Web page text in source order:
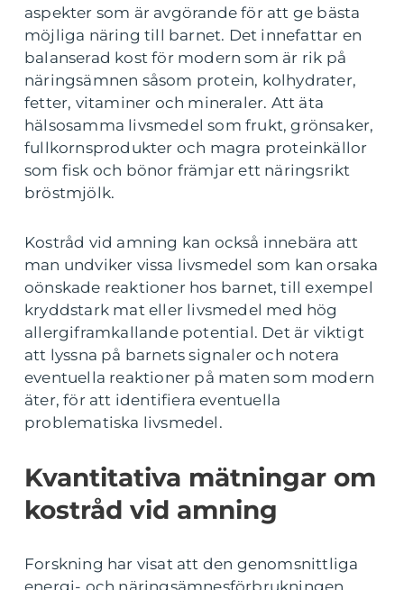
aspekter som är avgörande för att ge bästa
möjliga näring till barnet. Det innefattar en
balanserad kost för modern som är rik på
näringsämnen såsom protein, kolhydrater,
fetter, vitaminer och mineraler. Att äta
hälsosamma livsmedel som frukt, grönsaker,
fullkornsprodukter och magra proteinkällor
som fisk och bönor främjar ett näringsrikt
bröstmjölk.
Kostråd vid amning kan också innebära att
man undviker vissa livsmedel som kan orsaka
oönskade reaktioner hos barnet, till exempel
kryddstark mat eller livsmedel med hög
allergiframkallande potential. Det är viktigt
att lyssna på barnets signaler och notera
eventuella reaktioner på maten som modern
äter, för att identifiera eventuella
problematiska livsmedel.
Kvantitativa mätningar om
kostråd vid amning
Forskning har visat att den genomsnittliga
energi- och näringsämnesförbrukningen